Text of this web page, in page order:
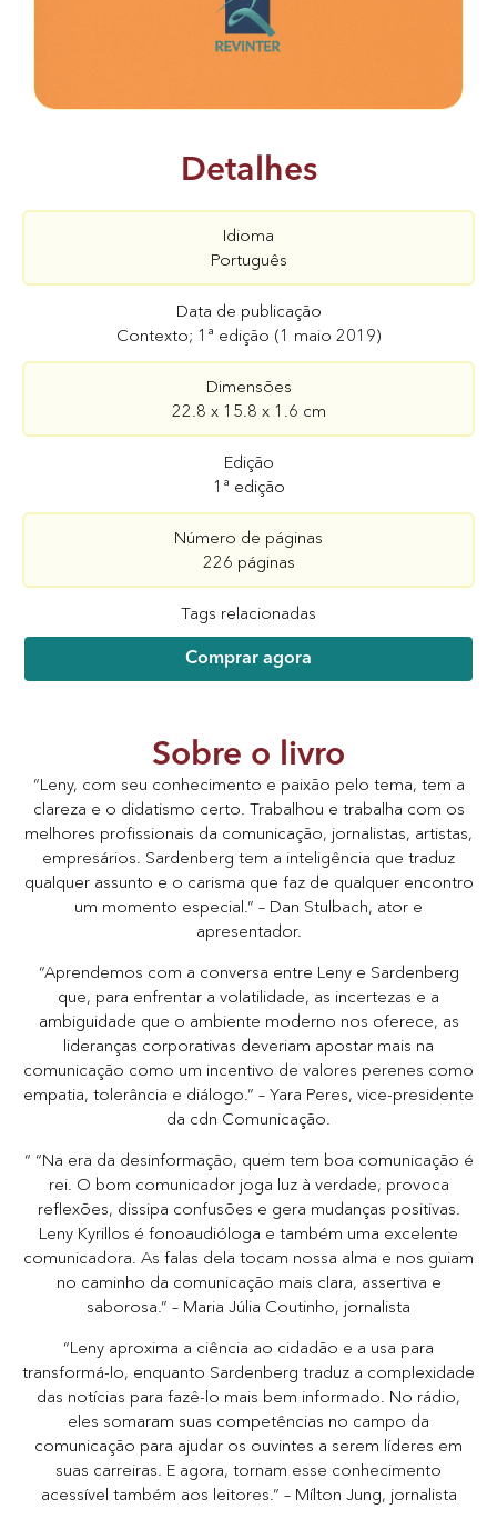
Detalhes
Idioma
Português
Data de publicação
Contexto; 1ª edição (1 maio 2019)
Dimensões
22.8 x 15.8 x 1.6 cm
Edição
1ª edição
Número de páginas
226 páginas
Tags relacionadas
Comprar agora
Sobre o livro
“Leny, com seu conhecimento e paixão pelo tema, tem a
clareza e o didatismo certo. Trabalhou e trabalha com os
melhores profissionais da comunicação, jornalistas, artistas,
empresários. Sardenberg tem a inteligência que traduz
qualquer assunto e o carisma que faz de qualquer encontro
um momento especial.” – Dan Stulbach, ator e
apresentador.
“Aprendemos com a conversa entre Leny e Sardenberg
que, para enfrentar a volatilidade, as incertezas e a
ambiguidade que o ambiente moderno nos oferece, as
lideranças corporativas deveriam apostar mais na
comunicação como um incentivo de valores perenes como
empatia, tolerância e diálogo.” – Yara Peres, vice-presidente
da cdn Comunicação.
“ “Na era da desinformação, quem tem boa comunicação é
rei. O bom comunicador joga luz à verdade, provoca
reflexões, dissipa confusões e gera mudanças positivas.
Leny Kyrillos é fonoaudióloga e também uma excelente
comunicadora. As falas dela tocam nossa alma e nos guiam
no caminho da comunicação mais clara, assertiva e
saborosa.” – Maria Júlia Coutinho, jornalista
“Leny aproxima a ciência ao cidadão e a usa para
transformá-lo, enquanto Sardenberg traduz a complexidade
das notícias para fazê-lo mais bem informado. No rádio,
eles somaram suas competências no campo da
comunicação para ajudar os ouvintes a serem líderes em
suas carreiras. E agora, tornam esse conhecimento
acessível também aos leitores.” – Mílton Jung, jornalista